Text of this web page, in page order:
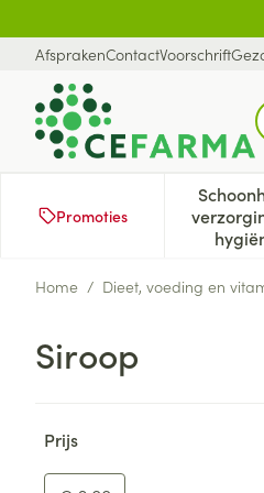
AfsprakenContactVoorschrift
Promoties
Home / Dieet, voeding en
Siroop
Prijs